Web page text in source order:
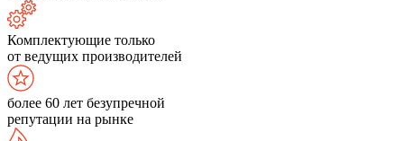
Комплектующие только
от ведущих производителей
более 60 лет безупречной
репутации на рынке